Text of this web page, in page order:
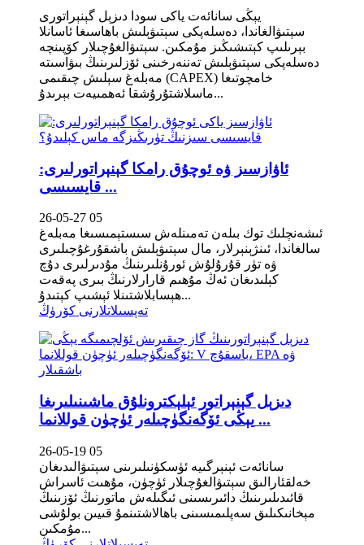
يېڭى سانائەت ياكى سودا دىزېل گېنېراتورى
سېتىۋالغاندا، دەسلەپكى سېتىۋېلىش باھاسىغا ئاسانلا
بېرىلىپ كېتىشىڭىز مۇمكىن. سېتىۋالغۇچىلار كۆپىنچە
دەسلەپكى سېتىۋېلىش تەننەرخىنى ئۆزلىرىنىڭ بىۋاسىتە
مەبلەغ سېلىش چىقىمى (CAPEX) خامچوتىغا
ماسلاشتۇرۇشقا ئەھمىيەت بېرىدۇ...
ئاۋازسىز ۋە ئوچۇق رامكا گېنېراتورلىرى:
قايسىسى ...
26-05-27 05
ئىشەنچلىك توك بىلەن تەمىنلەش سىستېمىسىغا مەبلەغ
سالغاندا، ئىنژېنېرلار، مال سېتىۋېلىش باشقۇرغۇچىلىرى
ۋە تۈر قۇرۇلۇش ئورۇنلىرىنىڭ مۇدىرلىرى دۇچ
كېلىدىغان ئەڭ مۇھىم قارارلارنىڭ بىرى پەقەت
ھېسابلاشتىنلا ئېشىپ كېتىدۇ...
تەپسىلاتلارنى كۆرۈڭ
دىزېل گېنېراتور ئېلېكترونلۇق ماشىنىلىرىغا
يېڭى ئۆگەنگۈچىلەر ئۈچۈن قوللانما ...
26-05-19 05
سانائەت ئېنېرگىيە ئۈسكۈنىلىرىنى سېتىۋالىدىغان
خەلقئارالىق سېتىۋالغۇچىلار ئۈچۈن، مۇھىت ئاسراش
قائىدىلىرىنىڭ دائىرىسىنى ئىگىلەش ماتورنىڭ ئۆزىنىڭ
مېخانىكىلىق سەپلىمىسىنى باھالاشتىنمۇ قىيىن بولۇشى
مۇمكىن...